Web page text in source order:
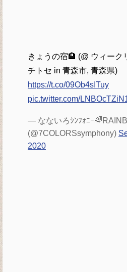
きょうの宿🏨 (@ ウィーク
チトセ in 青森市, 青森県)
https://t.co/09Ob4sITuy
pic.twitter.com/
— なないろｼﾝﾌｫﾆｰ
(@7COLORSsymphony)
2020